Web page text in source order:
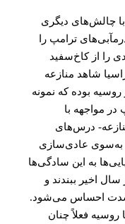
چالش‌های دیگری
ترامپ را
را از کاخ‌سفید
شاهد منازعه
بوده که نمونه
در مواجهه با
درس‌های
به‌سوی عادی‌سازی
به این سادگی‌ها
اخیر ببندند و
احساس می‌شود.
روسیه فعلاً چنان